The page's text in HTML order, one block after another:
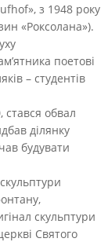
з 1948 року
«Роксолана»).
поетові
– студентів
обвал
ділянку
будувати
скульптури
Святого